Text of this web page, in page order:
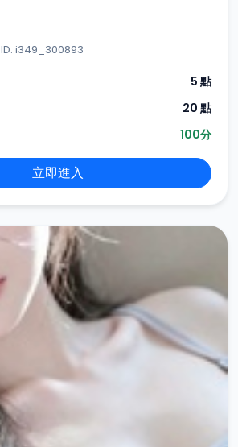
ID: i349_300893
5 點
20 點
100分
立即進入